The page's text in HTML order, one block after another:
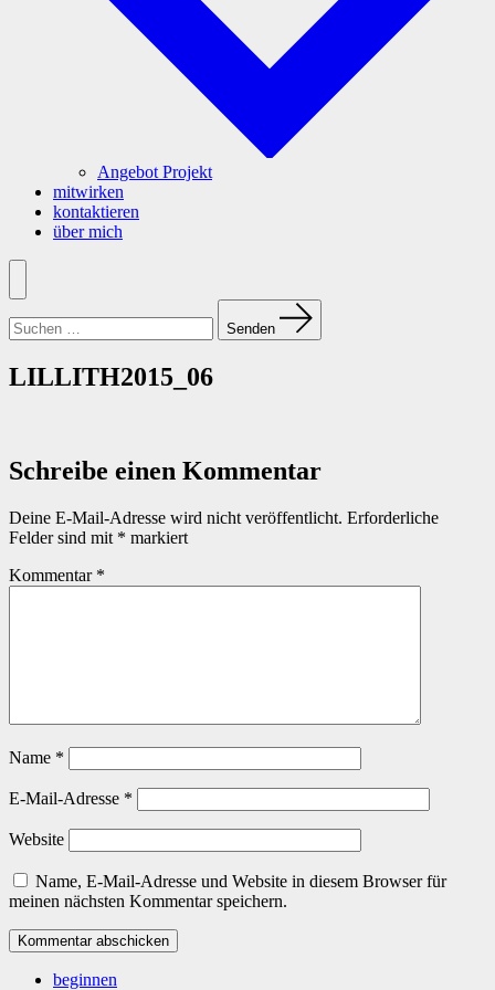
Angebot Projekt
mitwirken
kontaktieren
über mich
Menü
nach:
Senden
LILLITH2015_06
Schreibe einen Kommentar
Deine E-Mail-Adresse wird nicht veröffentlicht. Erforderliche
Felder sind mit * markiert
Kommentar *
Name *
E-Mail-Adresse *
Website
Name, E-Mail-Adresse und Website in diesem Browser für
meinen nächsten Kommentar speichern.
beginnen